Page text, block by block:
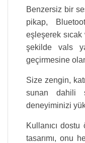
Benzersiz bir
pikap,
eşleşerek sıcak
şekilde vals
geçirmesine
Size zengin,
sunan dahili
deneyiminizi
Kullanıcı
tasarımı, onu